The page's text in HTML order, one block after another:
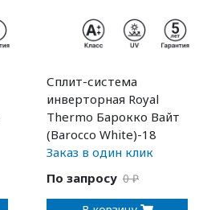
Сплит-система
инверторная Royal
Thermo Барокко Вайт
(Barocco White)-18
Заказ в один клик
По запросу 0 ₽